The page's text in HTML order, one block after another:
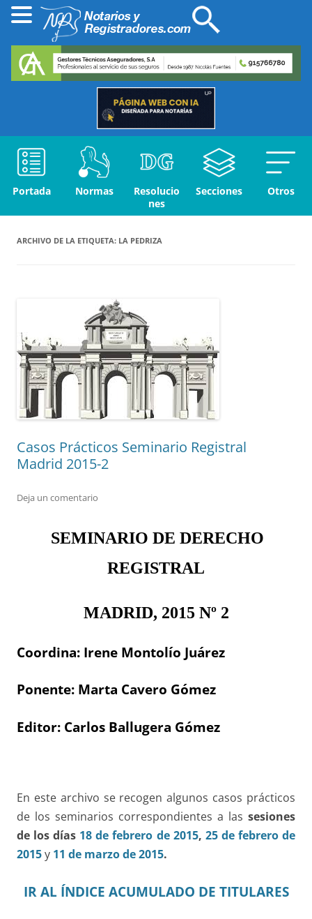
Portada Normas
Resolucio
nes
Secciones Otros
ARCHIVO DE LA ETIQUETA: LA PEDRIZA
Casos Prácticos Seminario Registral
Madrid 2015-2
Deja un comentario
SEMINARIO DE DERECHO
REGISTRAL
MADRID, 2015 Nº 2
Coordina: Irene Montolío Juárez
Ponente: Marta Cavero Gómez
Editor: Carlos Ballugera Gómez
En este archivo se recogen algunos casos prácticos
de los seminarios correspondientes a las sesiones
de los días 18 de febrero de 2015, 25 de febrero de
2015y 11 de marzo de 2015.
IR AL ÍNDICE ACUMULADO DE TITULARES